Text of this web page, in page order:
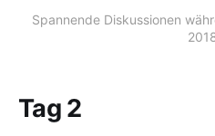
Spannende Diskussionen
Tag 2